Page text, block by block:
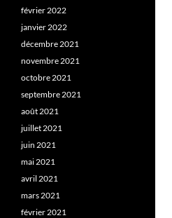
février 2022
janvier 2022
décembre 2021
novembre 2021
octobre 2021
septembre 2021
août 2021
juillet 2021
juin 2021
mai 2021
avril 2021
mars 2021
février 2021